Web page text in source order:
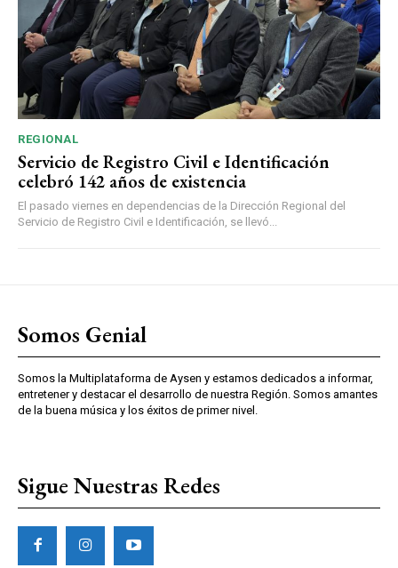
REGIONAL
Servicio de Registro Civil e Identificación
celebró 142 años de existencia
El pasado viernes en dependencias de la Dirección Regional del
Servicio de Registro Civil e Identificación, se llevó...
Somos Genial
Somos la Multiplataforma de Aysen y estamos dedicados a informar,
entretener y destacar el desarrollo de nuestra Región. Somos amantes
de la buena música y los éxitos de primer nivel.
Sigue Nuestras Redes